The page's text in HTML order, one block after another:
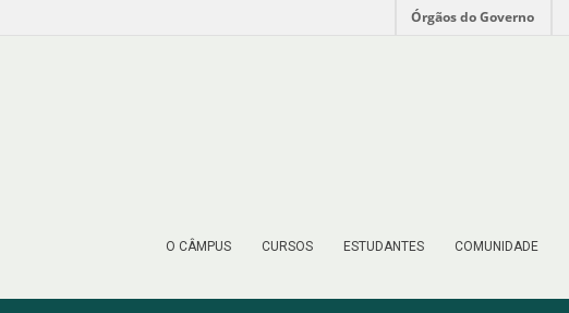
Órgãos do Governo
O CÂMPUS CURSOS ESTUDANTES COMUNIDADE